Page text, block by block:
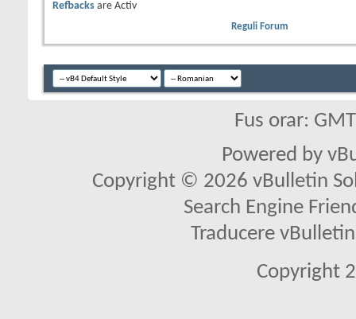
Refbacks are Activ
Reguli Forum
Fus orar:
Powered by
Copyright © 2026 vBulletin
Search Engine
Traducere
Copyright